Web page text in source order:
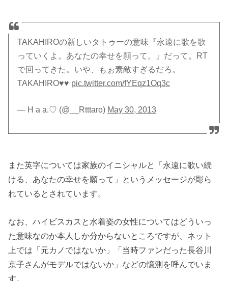
TAKAHIROの新しいタトゥーの意味『永遠に歌を歌
っていくよ。あなたの幸せを願って。』だって。RT
で回ってきた。いや、もぉ素敵すぎるだろ。
TAKAHIRO♥♥ pic.twitter.com/fYEqz1Oq3c
— H a a.♡ (@__Rtttaro) May 30, 2013
また英字については家族のイニシャルと「永遠に歌い続
ける、あなたの幸せを願って」というメッセージが彫ら
れているとされています。
なお、ハイビスカスと水着姿の女性についてはどういっ
た意味なのか本人しか分からないところですが、ネット
上では「元カノではないか」「当時ファンだった長谷川
京子さんがモデルではないか」などの憶測を呼んでいま
す。